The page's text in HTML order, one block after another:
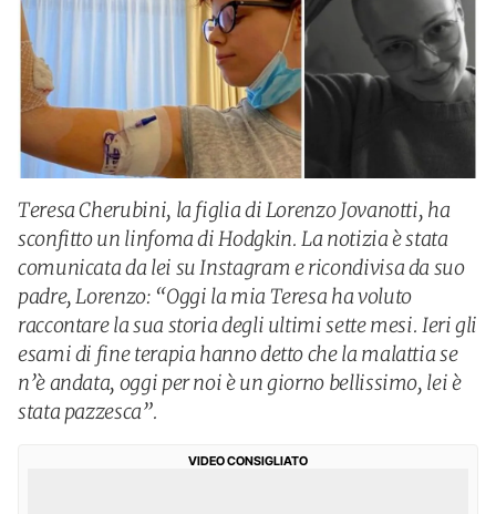
Teresa Cherubini, la figlia di Lorenzo Jovanotti, ha
sconfitto un linfoma di Hodgkin. La notizia è stata
comunicata da lei su Instagram e ricondivisa da suo
padre, Lorenzo: “Oggi la mia Teresa ha voluto
raccontare la sua storia degli ultimi sette mesi. Ieri gli
esami di fine terapia hanno detto che la malattia se
n’è andata, oggi per noi è un giorno bellissimo, lei è
stata pazzesca”.
VIDEO CONSIGLIATO